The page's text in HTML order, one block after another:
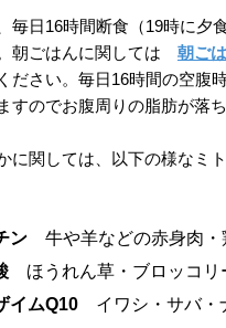
毎日16時間断食（19時に夕
朝ごはんに関しては 朝ご
ださい。毎日16時間の空腹
すのでお腹周りの脂肪が落
に関しては、以下の様なミ
ン 牛や羊などの赤身肉・
ほうれん草・ブロッコリ
イムQ10 イワシ・サバ・